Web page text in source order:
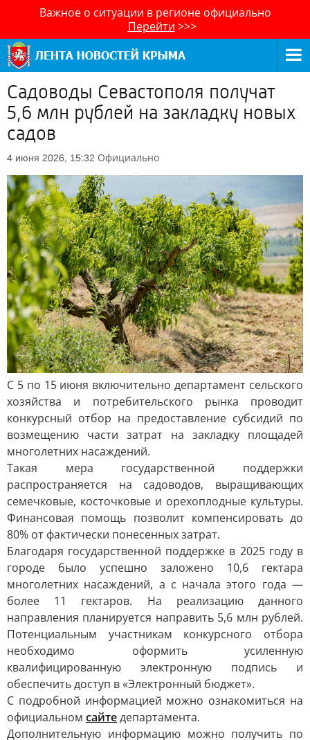
Важное о ситуации в регионе официально
Перейти >>>
Садоводы Севастополя получат
5,6 млн рублей на закладку новых
садов
4 июня 2026, 15:32 Официально
С 5 по 15 июня включительно департамент сельского
хозяйства и потребительского рынка проводит
конкурсный отбор на предоставление субсидий по
возмещению части затрат на закладку площадей
многолетних насаждений.
Такая мера государственной поддержки
распространяется на садоводов, выращивающих
семечковые, косточковые и орехоплодные культуры.
Финансовая помощь позволит компенсировать до
80% от фактически понесенных затрат.
Благодаря государственной поддержке в 2025 году в
городе было успешно заложено 10,6 гектара
многолетних насаждений, а с начала этого года —
более 11 гектаров. На реализацию данного
направления планируется направить 5,6 млн рублей.
Потенциальным участникам конкурсного отбора
необходимо оформить усиленную
квалифицированную электронную подпись и
обеспечить доступ в «Электронный бюджет».
С подробной информацией можно ознакомиться на
официальном сайтедепартамента.
Дополнительную информацию можно получить по